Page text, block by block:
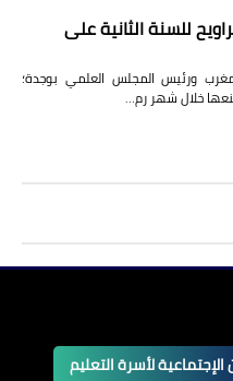
للسنة الثانية على
ورئيس المجلس العلمي بوجدة؛
خلال شهر رم…
لأسرة التعليم